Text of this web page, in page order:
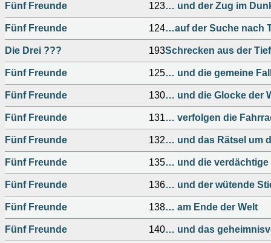
Fünf Freunde 123… und der Zug im
Fünf Freunde 124…auf der Suche nach
Die Drei ??? 193Schrecken aus der
Fünf Freunde 125… und die gemeine
Fünf Freunde 130… und die Glocke der
Fünf Freunde 131… verfolgen die
Fünf Freunde 132… und das Rätsel um
Fünf Freunde 135… und die verdächtige
Fünf Freunde 136… und der wütende
Fünf Freunde 138… am Ende der Welt
Fünf Freunde 140… und das